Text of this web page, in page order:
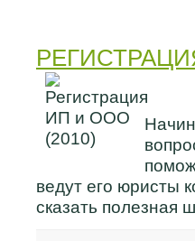
ведут его юристы
сказать полезная